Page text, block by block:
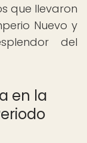
que llevaron
Nuevo y
del
en la